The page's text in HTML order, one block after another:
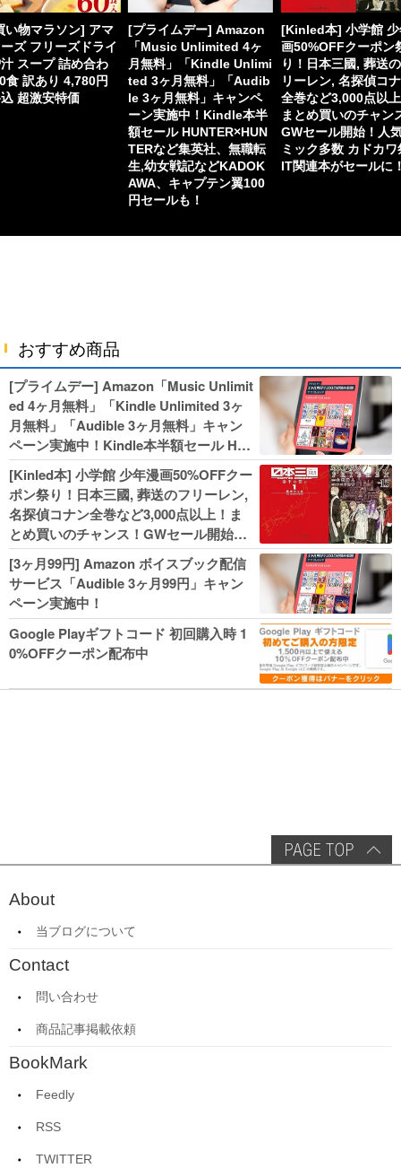
[プライムデー] Amazon
「Music Unlimited 4ヶ
月無料」「Kindle Unlimi
ted 3ヶ月無料」「Audib
le 3ヶ月無料」キャンペ
ーン実施中！Kindle本半
額セール HUNTER×HUN
TERなど集英社、無職転
生,幼女戦記などKADOK
AWA、キャプテン翼100
円セールも！
[Kinled本] 小学館 少
画50%OFFクーポン
り！日本三國, 葬送
リーレン, 名探偵コ
全巻など3,000点以
まとめ買いのチャン
GWセール開始！人
ミック多数 カドカワ
IT関連本がセールに
い物マラソン] アマ
ズ フリーズドライ
スープ 詰め合わ
食 訳あり 4,780円
超激安特価
おすすめ商品
[プライムデー] Amazon「Music Unlimit
ed 4ヶ月無料」「Kindle Unlimited 3ヶ
月無料」「Audible 3ヶ月無料」キャン
ペーン実施中！Kindle本半額セール HU
NTER×HUNTERなど集英社、無職転生,
幼女戦記などKADOKAWA、キャプテン
翼100円セールも！
[Kinled本] 小学館 少年漫画50%OFFクー
ポン祭り！日本三國, 葬送のフリーレン,
名探偵コナン全巻など3,000点以上！ま
とめ買いのチャンス！GWセール開始！
人気コミック多数 カドカワ祭やIT関連本
がセールに！
[3ヶ月99円] Amazon ボイスブック配信
サービス「Audible 3ヶ月99円」キャン
ペーン実施中！
Google Playギフトコード 初回購入時 1
0%OFFクーポン配布中
About
当ブログについて
Contact
問い合わせ
商品記事掲載依頼
BookMark
Feedly
RSS
TWITTER